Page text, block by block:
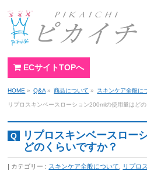
ECサイトTOPへ
HOME » Q&A » 商品について » スキンケア全般に
リプロスキンベースローション200mlの使用量はどの
リプロスキンベースロー
どのくらいですか？
カテゴリー : スキンケア全般について リプロ